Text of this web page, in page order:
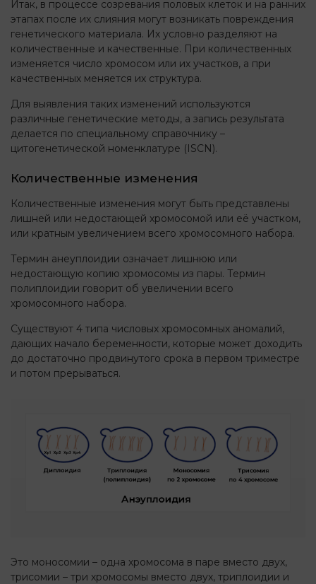
Итак, в процессе созревания половых клеток и на ранних
этапах после их слияния могут возникать повреждения
генетического материала. Их условно разделяют на
количественные и качественные. При количественных
изменяется число хромосом или их участков, а при
качественных меняется их структура.
Для выявления таких изменений используются
различные генетические методы, а запись результата
делается по специальному справочнику –
цитогенетической номенклатуре (ISCN).
Количественные изменения
Количественные изменения могут быть представлены
лишней или недостающей хромосомой или её участком,
или кратным увеличением всего хромосомного набора.
Термин анеуплоидии означает лишнюю или
недостающую копию хромосомы из пары. Термин
полиплоидии говорит об увеличении всего
хромосомного набора.
Существуют 4 типа числовых хромосомных аномалий,
дающих начало беременности, которые может доходить
до достаточно продвинутого срока в первом триместре
и потом прерываться.
Это моносомии – одна хромосома в паре вместо двух,
трисомии – три хромосомы вместо двух, триплоидии и